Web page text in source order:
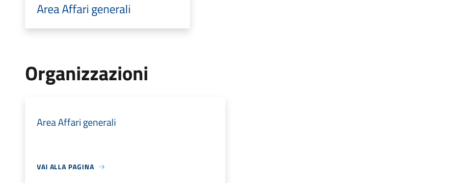
Area Affari generali
Organizzazioni
Area Affari generali
VAI ALLA PAGINA